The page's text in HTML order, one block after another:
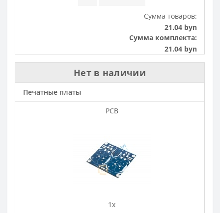
Сумма товаров:
21.04 byn
Сумма комплекта:
21.04 byn
Нет в наличии
Печатные платы
PCB
1x